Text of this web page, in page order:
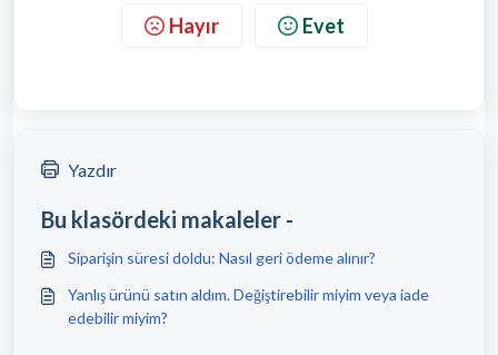
Hayır Evet
Yazdır
Bu klasördeki makaleler -
Siparişin süresi doldu: Nasıl geri ödeme alınır?
Yanlış ürünü satın aldım. Değiştirebilir miyim veya iade
edebilir miyim?